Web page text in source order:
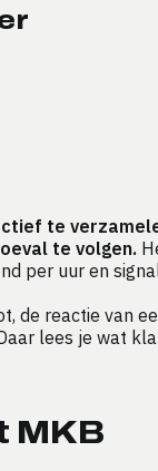
te
te volgen.
per uur en
reactie van
lees je wat
MKB